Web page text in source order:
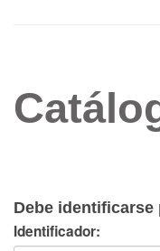
Debe identificarse
Identificador: